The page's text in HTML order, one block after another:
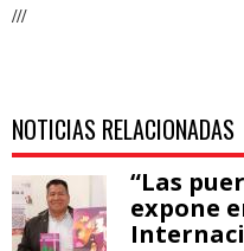
///
NOTICIAS RELACIONADAS
“Las
expone